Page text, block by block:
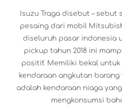
Isuzu Traga disebut –
pesaing dari mobil
diseluruh pasar indonesia
pickup tahun 2018 ini
positif. Memiliki bekal
kendaraan angkutan
adalah kendaraan niaga
mengkonsumsi